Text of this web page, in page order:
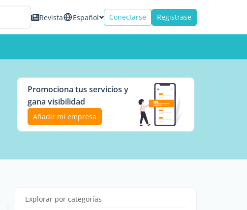
Revista Español Conectarse Registrase
Promociona tus servicios y
gana visibilidad
Añadir mi empresa
Explorar por categorías